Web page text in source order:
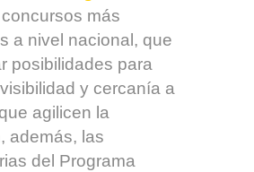
más
a nivel nacional, que
posibilidades para
y cercanía a
agilicen la
además, las
del Programa